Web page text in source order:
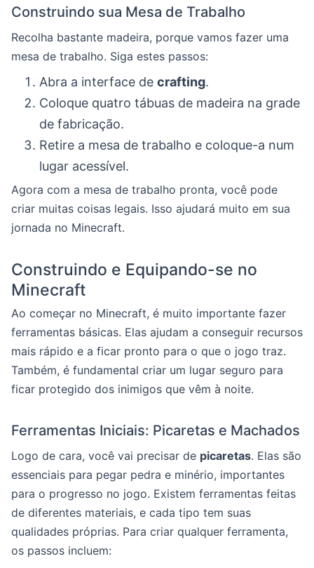
Construindo sua Mesa de Trabalho
Recolha bastante madeira, porque vamos fazer uma
mesa de trabalho. Siga estes passos:
Abra a interface de crafting.
Coloque quatro tábuas de madeira na grade
de fabricação.
Retire a mesa de trabalho e coloque-a num
lugar acessível.
Agora com a mesa de trabalho pronta, você pode
criar muitas coisas legais. Isso ajudará muito em sua
jornada no Minecraft.
Construindo e Equipando-se no
Minecraft
Ao começar no Minecraft, é muito importante fazer
ferramentas básicas. Elas ajudam a conseguir recursos
mais rápido e a ficar pronto para o que o jogo traz.
Também, é fundamental criar um lugar seguro para
ficar protegido dos inimigos que vêm à noite.
Ferramentas Iniciais: Picaretas e Machados
Logo de cara, você vai precisar de picaretas. Elas são
essenciais para pegar pedra e minério, importantes
para o progresso no jogo. Existem ferramentas feitas
de diferentes materiais, e cada tipo tem suas
qualidades próprias. Para criar qualquer ferramenta,
os passos incluem: